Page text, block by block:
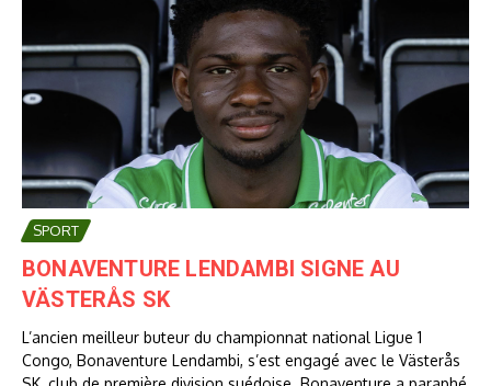
SPORT
BONAVENTURE LENDAMBI SIGNE AU
VÄSTERÅS SK
L’ancien meilleur buteur du championnat national Ligue 1
Congo, Bonaventure Lendambi, s’est engagé avec le Västerås